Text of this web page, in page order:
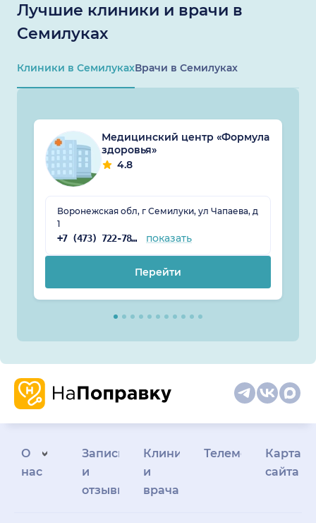
Лучшие клиники и врачи в
Семилуках
Клиники в СемилукахВрачи в Семилуках
Медицинский центр «Формула
здоровья»
4.8
Воронежская обл, г Семилуки, ул Чапаева, д
1
+7 (473) 722-78-68 показать
Перейти
О
нас
Запись
и
отзывы
Клиникам
и
врачам
Телемедицина
Карта
сайта